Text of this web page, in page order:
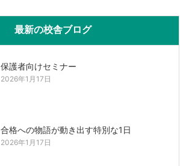
最新の校舎ブログ
保護者向けセミナー
2026年1月17日
合格への物語が動き出す特別な1日
2026年1月17日